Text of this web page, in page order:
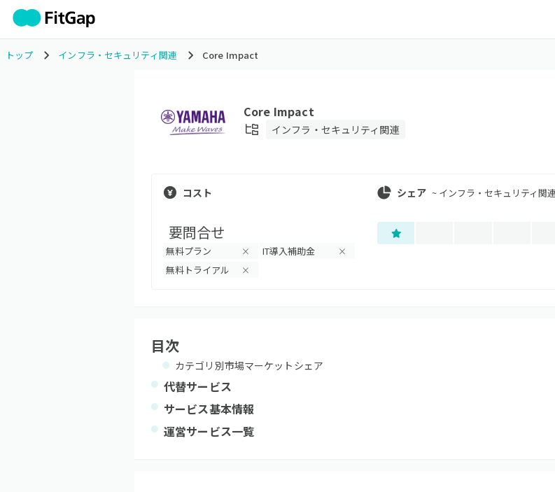
トップ インフラ・セキュリティ関連 Core Impact
Core Impact
インフラ・セキュリティ関連
コスト
要問合せ
無料プラン × IT導入補助金 ×
無料トライアル ×
シェア ~ インフラ・セキュリティ関連
目次
カテゴリ別市場マーケットシェア
代替サービス
サービス基本情報
運営サービス一覧